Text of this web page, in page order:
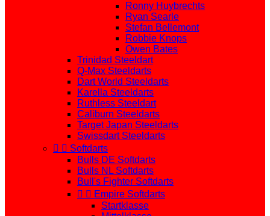
Ronny Huybrechts
Ryan Searle
Stefan Bellemont
Robbie Knops
Owen Bates
Trinidad Steeldart
Q-Max Steeldarts
Dart World Steeldarts
Karella Steeldarts
Ruthless Steeldart
Caliburn Steeldarts
Target Japan Steeldarts
Swissdart Steeldarts
  Softdarts
Bulls DE Softdarts
Bulls NL Softdarts
Bull's Fighter Softdarts
  Empire Softdarts
Startklasse